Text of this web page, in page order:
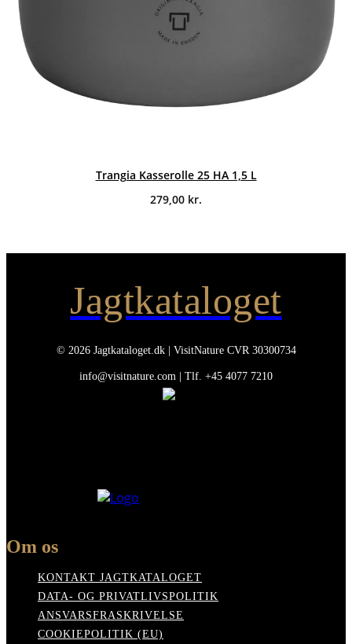
Trangia Kasserolle 25 HA 1,5 L
279,00 kr.
Jagtkataloget
© 2026 Jagtkataloget.dk | VisitNature CVR 30300734
info@visitnature.com | Tlf. +45 4077 7210
Om os
KONTAKT JAGTKATALOGET
DATA- OG PRIVATLIVSPOLITIK
ANSVARSFRASKRIVELSE
COOKIEPOLITIK (EU)